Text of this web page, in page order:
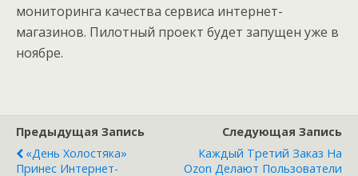
мониторинга качества сервиса интернет-
магазинов. Пилотный проект будет запущен уже в
ноябре.
Предыдущая Запись
«День Холостяка»
Принес Интернет-
Следующая Запись
Каждый Третий Заказ На
Ozon Делают Пользователи